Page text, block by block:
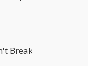
Break